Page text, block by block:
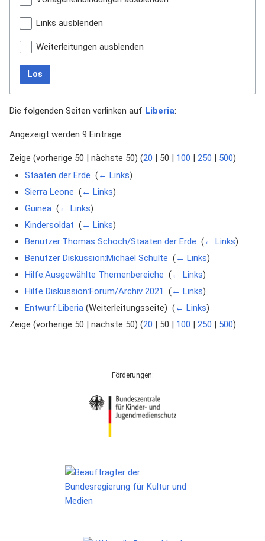
Links ausblenden
Weiterleitungen ausblenden
Los
Die folgenden Seiten verlinken auf Liberia:
Angezeigt werden 9 Einträge.
Zeige (vorherige 50 nächste 50) (20 50 100 250 500)
Staaten der Erde (← Links)
Sierra Leone (← Links)
Guinea‎ (← Links)
Kindersoldat (← Links)
Benutzer:Thomas Schoch/Staaten der Erde (← Links)
Benutzer Diskussion:Michael Schulte (← Links)
Hilfe:Ausgewählte Themenbereiche (← Links)
Hilfe Diskussion:Forum/Archiv 2021
(← Links)
Entwurf:Liberia(Weiterleitungsseite) ‎ (← Links)
Zeige (vorherige 50 | nächste 50) (20 | 50 | 100 | 250 | 500)
Förderungen: